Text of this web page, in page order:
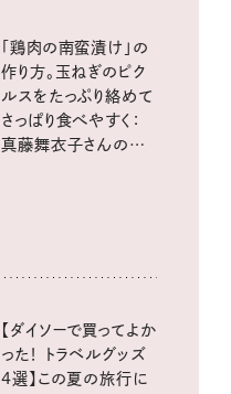
「鶏肉の南蛮漬け」の
作り方。玉ねぎのピク
ルスをたっぷり絡めて
さっぱり食べやすく：
真藤舞衣子さんの発
【ダイソーで買ってよか
った！ トラベルグッズ
4選】この夏の旅行に